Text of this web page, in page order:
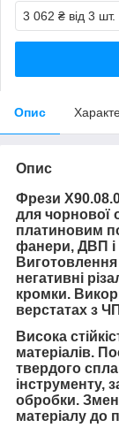
3 062 ₴ від 3 шт.
Опис
Опис
Фрези
для чорнової
платиновим
фанери, ДВП і
Виготовлення
негативні
кромки.
верстатах з
Висока
матеріалів.
твердого
інструменту,
обробки.
матеріалу до